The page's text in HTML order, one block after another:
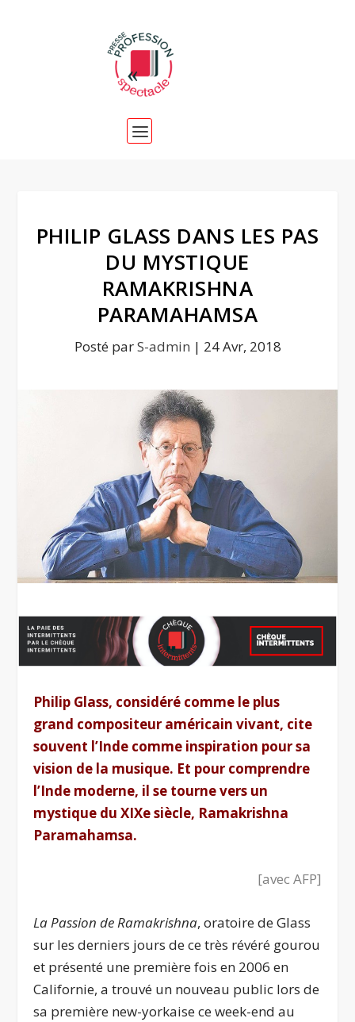
PHILIP GLASS DANS LES PAS
DU MYSTIQUE
RAMAKRISHNA
PARAMAHAMSA
Posté parS-admin | 24 Avr, 2018
Philip Glass, considéré comme le plus
grand compositeur américain vivant, cite
souvent l’Inde comme inspiration pour sa
vision de la musique. Et pour comprendre
l’Inde moderne, il se tourne vers un
mystique du XIXe siècle, Ramakrishna
Paramahamsa.
[avec AFP]
La Passion de Ramakrishna, oratoire de Glass
sur les derniers jours de ce très révéré gourou
et présenté une première fois en 2006 en
Californie, a trouvé un nouveau public lors de
sa première new-yorkaise ce week-end au